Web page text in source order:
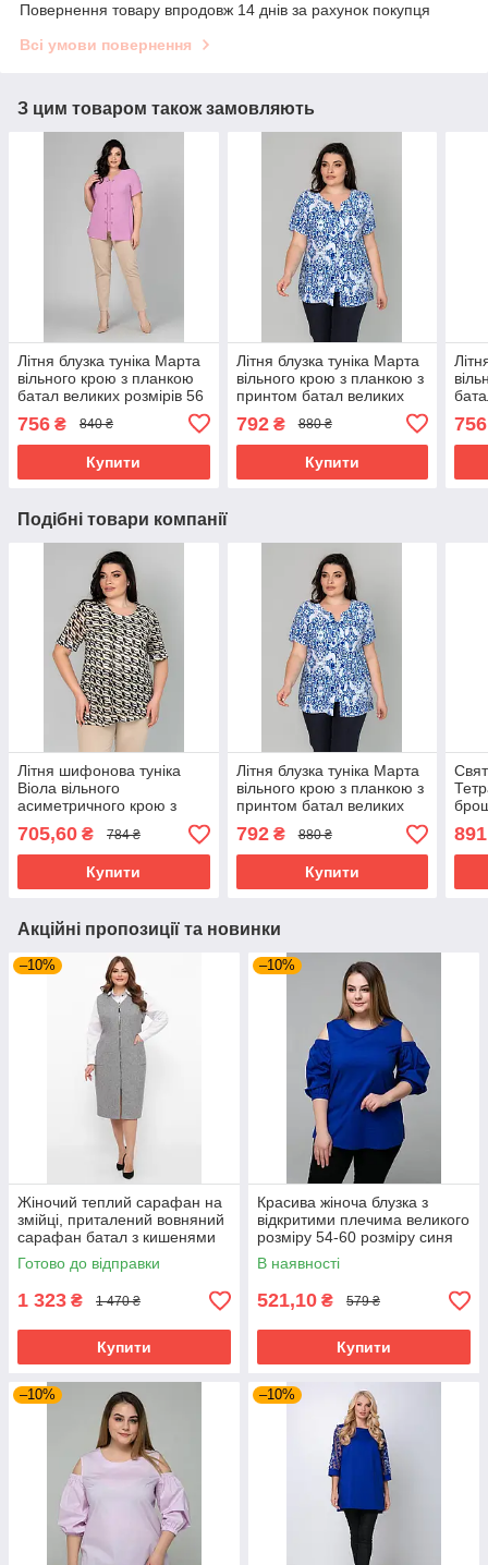
Повернення товару впродовж 14 днів за рахунок покупця
Всі умови повернення
З цим товаром також замовляють
Літня блузка туніка Марта
вільного крою з планкою
батал великих розмірів 56
756 ₴ 840 ₴
Купити
Літня блузка туніка Марта
вільного крою з планкою з
принтом батал великих
розмірів 60 різні кольори
792₴ 880 ₴
Купити
756
Подібні товари компанії
Літня шифонова туніка
Віола вільного
асиметричного крою з
принтом батал великих
розмірів 50-60 різні
кольори
705,60 ₴ 784 ₴
Купити
Літня блузка туніка Марта
вільного крою з планкою з
принтом батал великих
розмірів 60 різні кольори
792₴ 880 ₴
Купити
56-
891
Акційні пропозиції та новинки
–10%
Жіночий теплий сарафан на
змійці, приталений вовняний
сарафан батал з кишенями
великих розмірів 54-64
розміри сірий
Готово до відправки
1 323 ₴ 1 470 ₴
Купити
–10%
Красива жіноча блузка з
відкритими плечима великого
розміру 54-60 розміру синя
В наявності
521,10 ₴ 579 ₴
Купити
–10% –10%